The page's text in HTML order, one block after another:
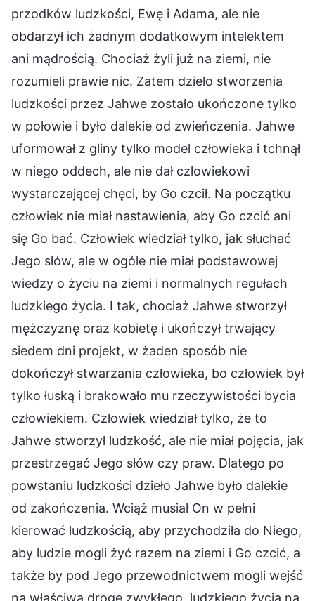
przodków ludzkości, Ewę i Adama, ale nie
obdarzył ich żadnym dodatkowym intelektem
ani mądrością. Chociaż żyli już na ziemi, nie
rozumieli prawie nic. Zatem dzieło stworzenia
ludzkości przez Jahwe zostało ukończone tylko
w połowie i było dalekie od zwieńczenia. Jahwe
uformował z gliny tylko model człowieka i tchnął
w niego oddech, ale nie dał człowiekowi
wystarczającej chęci, by Go czcił. Na początku
człowiek nie miał nastawienia, aby Go czcić ani
się Go bać. Człowiek wiedział tylko, jak słuchać
Jego słów, ale w ogóle nie miał podstawowej
wiedzy o życiu na ziemi i normalnych regułach
ludzkiego życia. I tak, chociaż Jahwe stworzył
mężczyznę oraz kobietę i ukończył trwający
siedem dni projekt, w żaden sposób nie
dokończył stwarzania człowieka, bo człowiek był
tylko łuską i brakowało mu rzeczywistości bycia
człowiekiem. Człowiek wiedział tylko, że to
Jahwe stworzył ludzkość, ale nie miał pojęcia, jak
przestrzegać Jego słów czy praw. Dlatego po
powstaniu ludzkości dzieło Jahwe było dalekie
od zakończenia. Wciąż musiał On w pełni
kierować ludzkością, aby przychodziła do Niego,
aby ludzie mogli żyć razem na ziemi i Go czcić, a
także by pod Jego przewodnictwem mogli wejść
na właściwą drogę zwykłego, ludzkiego życia na